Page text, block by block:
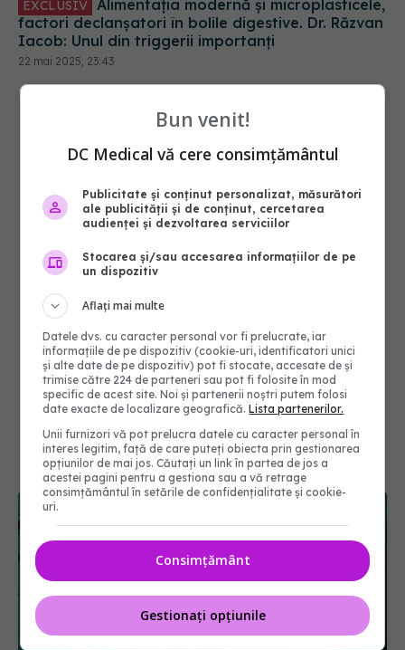
EXCLUSIV
factori declanșatori în bolile digestive. Dr. Răzvan
Iacob: Unul din triggerii importanți
22 mai 2025, 23:43
Bun venit!
DC Medical vă cere consimțământul
Publicitate și conținut personalizat, măsurători
ale publicității și de conținut, cercetarea
audienței și dezvoltarea serviciilor
Stocarea și/sau accesarea informațiilor de pe
un dispozitiv
Aflați mai multe
Datele dvs. cu caracter personal vor fi prelucrate, iar
informațiile de pe dispozitiv (cookie-uri, identificatori unici
și alte date de pe dispozitiv) pot fi stocate, accesate de și
trimise către 224 de parteneri sau pot fi folosite în mod
specific de acest site. Noi și partenerii noștri putem folosi
date exacte de localizare geografică.Lista partenerilor.
Unii furnizori vă pot prelucra datele cu caracter personal în
interes legitim, față de care puteți obiecta prin gestionarea
opțiunilor de mai jos. Căutați un link în partea de jos a
acestei pagini pentru a gestiona sau a vă retrage
consimțământul în setările de confidențialitate și cookie-
uri.
Consimțământ
Gestionați opțiunile